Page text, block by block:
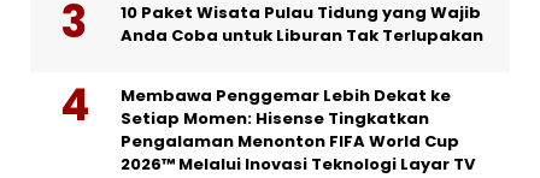
10 Paket Wisata Pulau Tidung yang Wajib
Anda Coba untuk Liburan Tak Terlupakan
Membawa Penggemar Lebih Dekat ke
Setiap Momen: Hisense Tingkatkan
Pengalaman Menonton FIFA World Cup
2026™ Melalui Inovasi Teknologi Layar TV